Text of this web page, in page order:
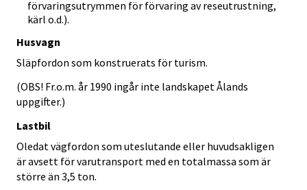
förvaringsutrymmen för förvaring av reseutrustning,
kärl o.d.).
Husvagn
Släpfordon som konstruerats för turism.
(OBS! Fr.o.m. år 1990 ingår inte landskapet Ålands
uppgifter.)
Lastbil
Oledat vägfordon som uteslutande eller huvudsakligen
är avsett för varutransport med en totalmassa som är
större än 3,5 ton.